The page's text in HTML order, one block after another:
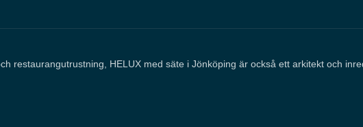
restaurangutrustning, HELUX med säte i Jönköping är också ett arkitekt och